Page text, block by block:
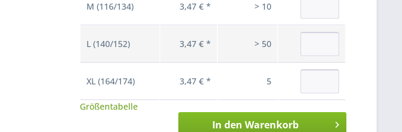
M (116/134) 3,47 € * > 10
L (140/152) 3,47 € * > 50
XL (164/174) 3,47 € * 5
Größentabelle
In den Warenkorb